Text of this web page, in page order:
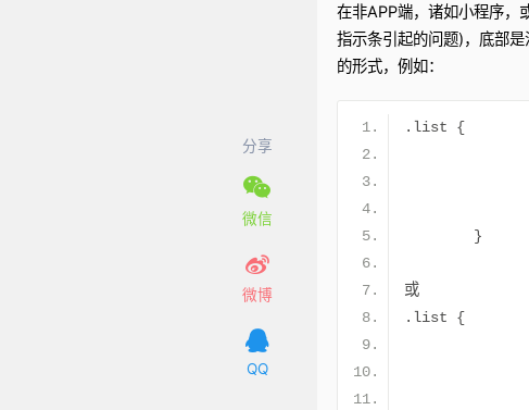
在非APP端，诸如小程序，
指示条引起的问题)，底部
的形式，例如：
. list {
}
或
. list {
分享
微信
微博
QQ